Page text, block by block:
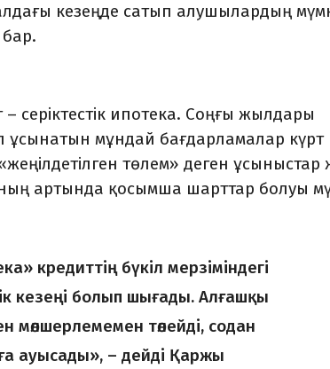
кезеңде са­тып алушылардың
серіктестік ипо­тека. Соңғы жылдары
ұсынатын мұндай бағдар­ламалар күрт
төлем» деген ұсыныстар
артында қо­сымша шарттар болуы
кредиттің бүкіл мерзі­мін­дегі
кезеңі болып шыға­ды. Алғашқы
мөлшерлемемен төлейді, содан
ауысады», – дейді Қаржы